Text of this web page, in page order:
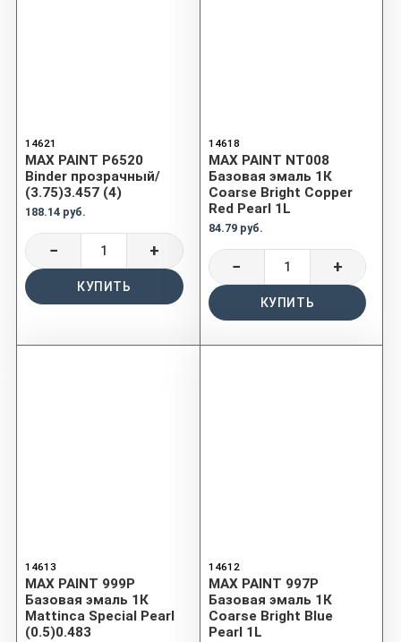
14621
MAX PAINT P6520
Binder прозрачный/
(3.75)3.457 (4)
188.14 руб.
− +
КУПИТЬ
14618
MAX PAINT NT008
Базовая эмаль 1К
Coarse Bright Copper
Red Pearl 1L
84.79 руб.
− +
КУПИТЬ
14613
MAX PAINT 999P
Базовая эмаль 1К
Mattinca Special Pearl
(0.5)0.483
14612
MAX PAINT 997P
Базовая эмаль 1К
Coarse Bright Blue
Pearl 1L